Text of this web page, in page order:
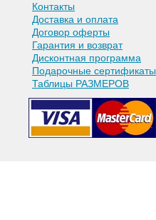
Контакты
Доставка и оплата
Договор оферты
Гарантия и возврат
Дисконтная программа
Подарочные сертификаты
Таблицы РАЗМЕРОВ